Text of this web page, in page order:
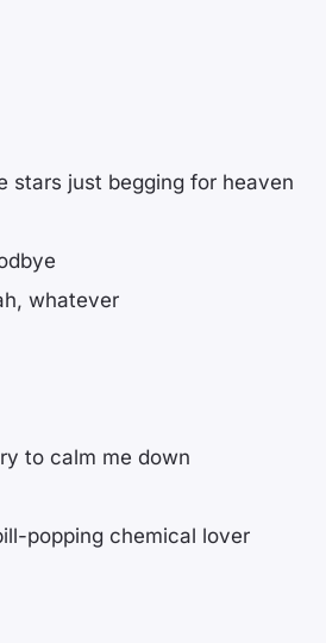
stars just begging for heaven
whatever
to calm me down
popping chemical lover